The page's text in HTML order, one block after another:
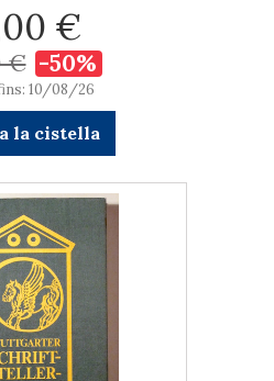
€
€ -50%
10/08/26
la cistella